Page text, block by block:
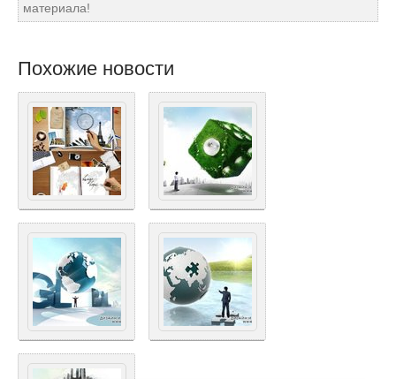
материала!
Похожие новости